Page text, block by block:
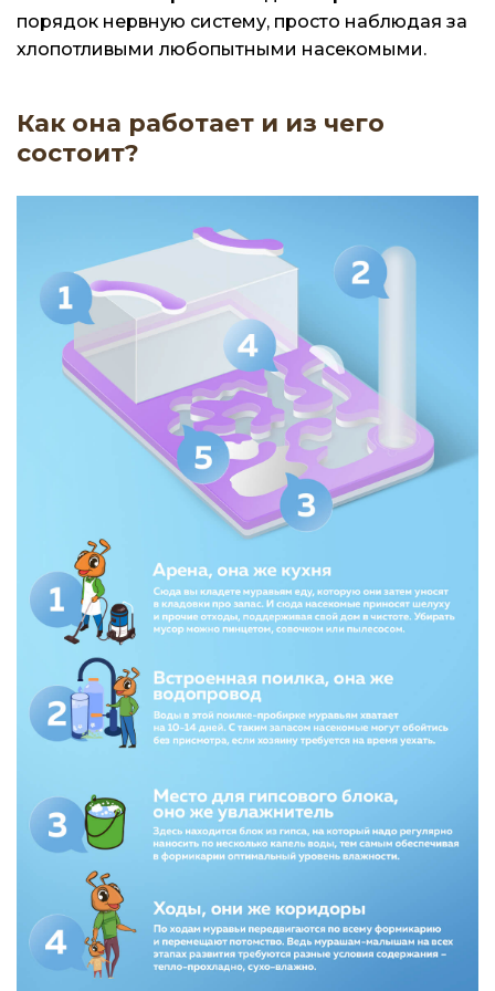
порядок нервную систему, просто наблюдая за
хлопотливыми любопытными насекомыми.
Как она работает и из чего
состоит?